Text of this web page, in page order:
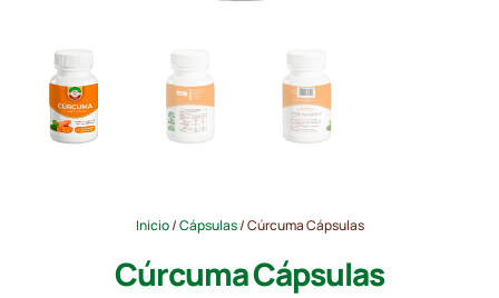
Inicio/Cápsulas/ Cúrcuma Cápsulas
Cúrcuma Cápsulas